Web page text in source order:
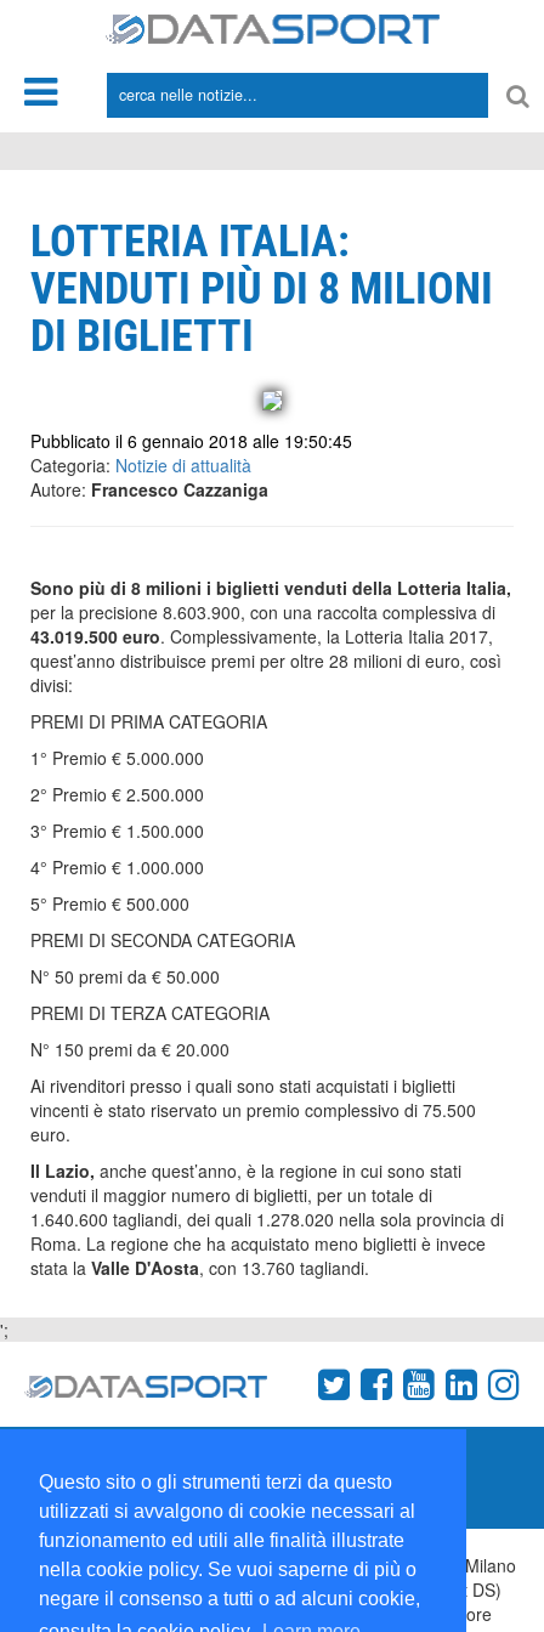
Questo sito o gli strumenti terzi da questo
utilizzati si avvalgono di cookie necessari al
funzionamento ed utili alle finalità illustrate
nella cookie policy. Se vuoi saperne di più o
negare il consenso a tutti o ad alcuni cookie,
LOTTERIA ITALIA:
VENDUTI PIÙ DI 8 MILIONI
DI BIGLIETTI
Pubblicato il 6 gennaio 2018 alle 19:50:45
Categoria: Notizie di attualità
Autore: Francesco Cazzaniga
Sono più di 8 milioni i biglietti venduti della Lotteria Italia,
per la precisione 8.603.900, con una raccolta complessiva di
43.019.500 euro. Complessivamente, la Lotteria Italia 2017,
quest’anno distribuisce premi per oltre 28 milioni di euro, così
divisi:
PREMI DI PRIMA CATEGORIA
1° Premio € 5.000.000
2° Premio € 2.500.000
3° Premio € 1.500.000
4° Premio € 1.000.000
5° Premio € 500.000
PREMI DI SECONDA CATEGORIA
N° 50 premi da € 50.000
PREMI DI TERZA CATEGORIA
N° 150 premi da € 20.000
Ai rivenditori presso i quali sono stati acquistati i biglietti
vincenti è stato riservato un premio complessivo di 75.500
euro.
Il Lazio, anche quest’anno, è la regione in cui sono stati
venduti il maggior numero di biglietti, per un totale di
1.640.600 tagliandi, dei quali 1.278.020 nella sola provincia di
Roma. La regione che ha acquistato meno biglietti è invece
stata la Valle D'Aosta, con 13.760 tagliandi.
';
Collabora con noi
Copyright 1995-2026 © Wise Srl Via Palmanova 8 20132 Milano
Italia - P. IVA 09072090963 | ISSN: 2499-2925 (DataSport DS)
Informazioni e richieste di pubblicità:
| Direttore